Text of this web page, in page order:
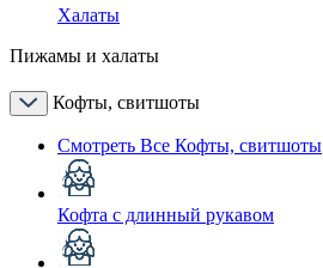
Халаты
Пижамы и халаты
Кофты, свитшоты
Смотреть Все Кофты, свитшоты
Кофта с длинный рукавом